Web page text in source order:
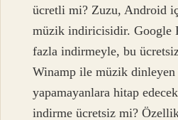
ücretli mi? Zuzu, Android
müzik indiricisidir. Google
fazla indirmeyle, bu
Winamp ile müzik
yapamayanlara hitap
indirme ücretsiz mi?